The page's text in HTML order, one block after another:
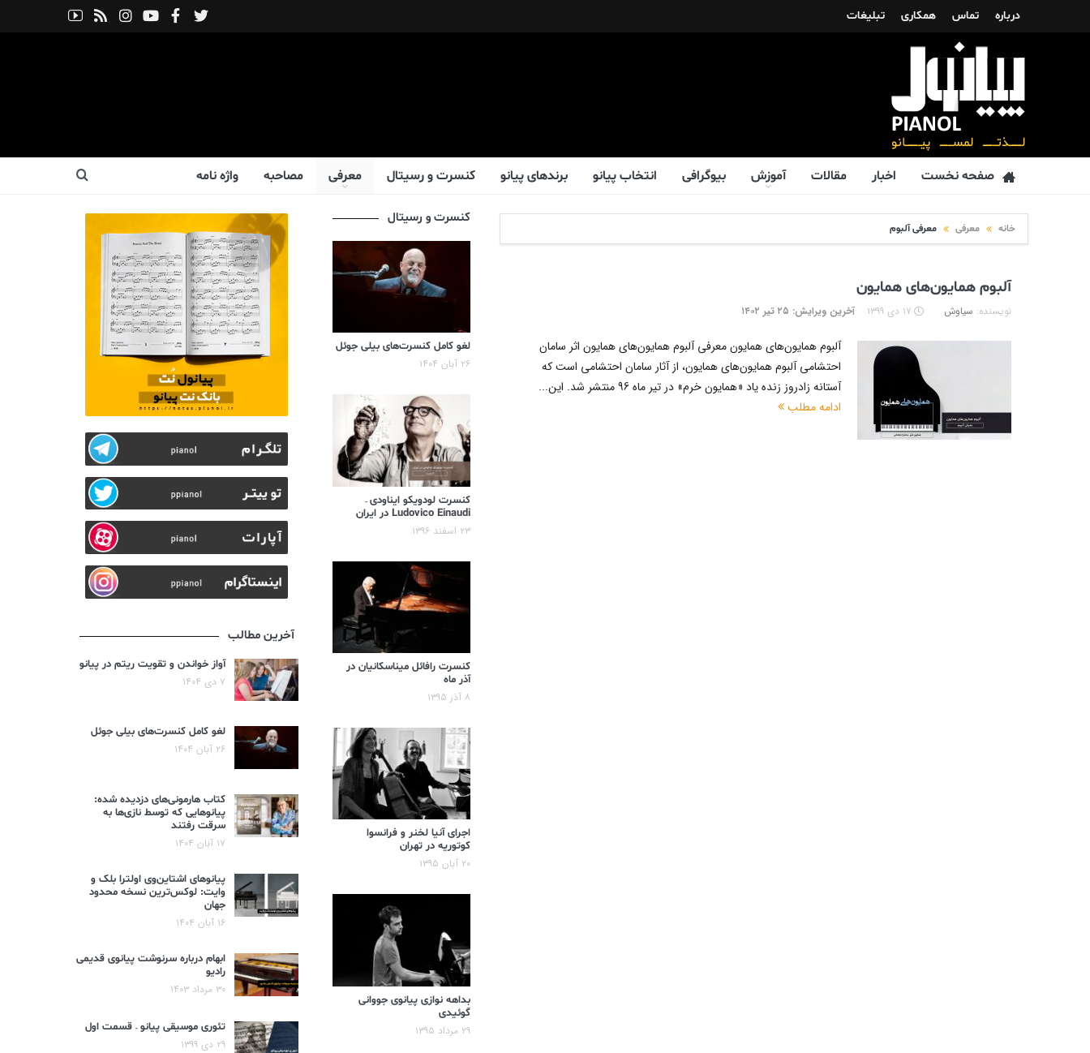
درباره تماس همکاری تبلیغات
صفحه نخست اخبار مقالات آموزش بیوگرافی انتخاب پیانو برندهای پیانو کنسرت و رسیتال معرفی مصاحبه واژه نامه
خانه معرفی معرفی آلبوم
آلبوم همایون‌های همایون
نویسنده: سیاوش ۱۷ دی ۱۳۹۹ آخرین ویرایش: ۲۵ تیر ۱۴۰۲
آلبوم همایون‌های همایون معرفی آلبوم همایون‌های همایون اثر سامان
احتشامی آلبوم همایون‌های همایون، از آثار سامان احتشامی است که
آستانه زادروز زنده یاد «همایون خرم» در تیر ماه 96 منتشر شد. این...
ادامه مطلب
کنسرت و رسیتال
لغو کامل کنسرت‌های بیلی جوئل
۲۶ آبان ۱۴۰۴
کنسرت لودویکو ایناودی –
Ludovico Einaudi در ایران
۲۳ اسفند ۱۳۹۶
کنسرت رافائل میناسکانیان در
آذر ماه
۸ آذر ۱۳۹۵
اجرای آنیا لخنر و فرانسوا
کوتوریه در تهران
۲۰ آبان ۱۳۹۵
بداهه نوازی پیانوی جووانی
گوئیدی
۲۹ مرداد ۱۳۹۵
آخرین مطالب
آواز خواندن و تقویت ریتم در پیانو
۷ دی ۱۴۰۴
لغو کامل کنسرت‌های بیلی جوئل
۲۶ آبان ۱۴۰۴
کتاب هارمونی‌های دزدیده شده:
پیانوهایی که توسط نازی‌ها به
سرقت رفتند
۱۷ آبان ۱۴۰۴
پیانوهای اشتاین‌وی اولترا بلک و
وایت: لوکس‌ترین نسخه محدود
جهان
۱۶ آبان ۱۴۰۴
ابهام درباره سرنوشت پیانوی قدیمی
رادیو
۳۰ مرداد ۱۴۰۳
تئوری موسیقی پیانو – قسمت اول
۲۹ دی ۱۳۹۹